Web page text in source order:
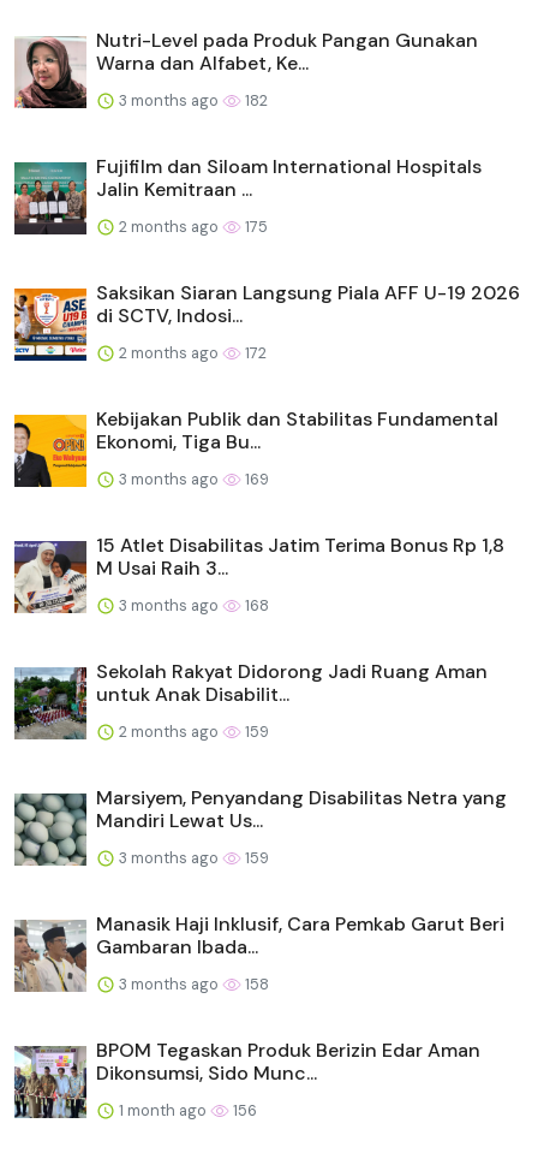
Nutri-Level pada Produk Pangan Gunakan
Warna dan Alfabet, Ke...
3 months ago 182
Fujifilm dan Siloam International Hospitals
Jalin Kemitraan ...
2 months ago 175
Saksikan Siaran Langsung Piala AFF U-19 2026
di SCTV, Indosi...
2 months ago 172
Kebijakan Publik dan Stabilitas Fundamental
Ekonomi, Tiga Bu...
3 months ago 169
15 Atlet Disabilitas Jatim Terima Bonus Rp 1,8
M Usai Raih 3...
3 months ago 168
Sekolah Rakyat Didorong Jadi Ruang Aman
untuk Anak Disabilit...
2 months ago 159
Marsiyem, Penyandang Disabilitas Netra yang
Mandiri Lewat Us...
3 months ago 159
Manasik Haji Inklusif, Cara Pemkab Garut Beri
Gambaran Ibada...
3 months ago 158
BPOM Tegaskan Produk Berizin Edar Aman
Dikonsumsi, Sido Munc...
1 month ago 156